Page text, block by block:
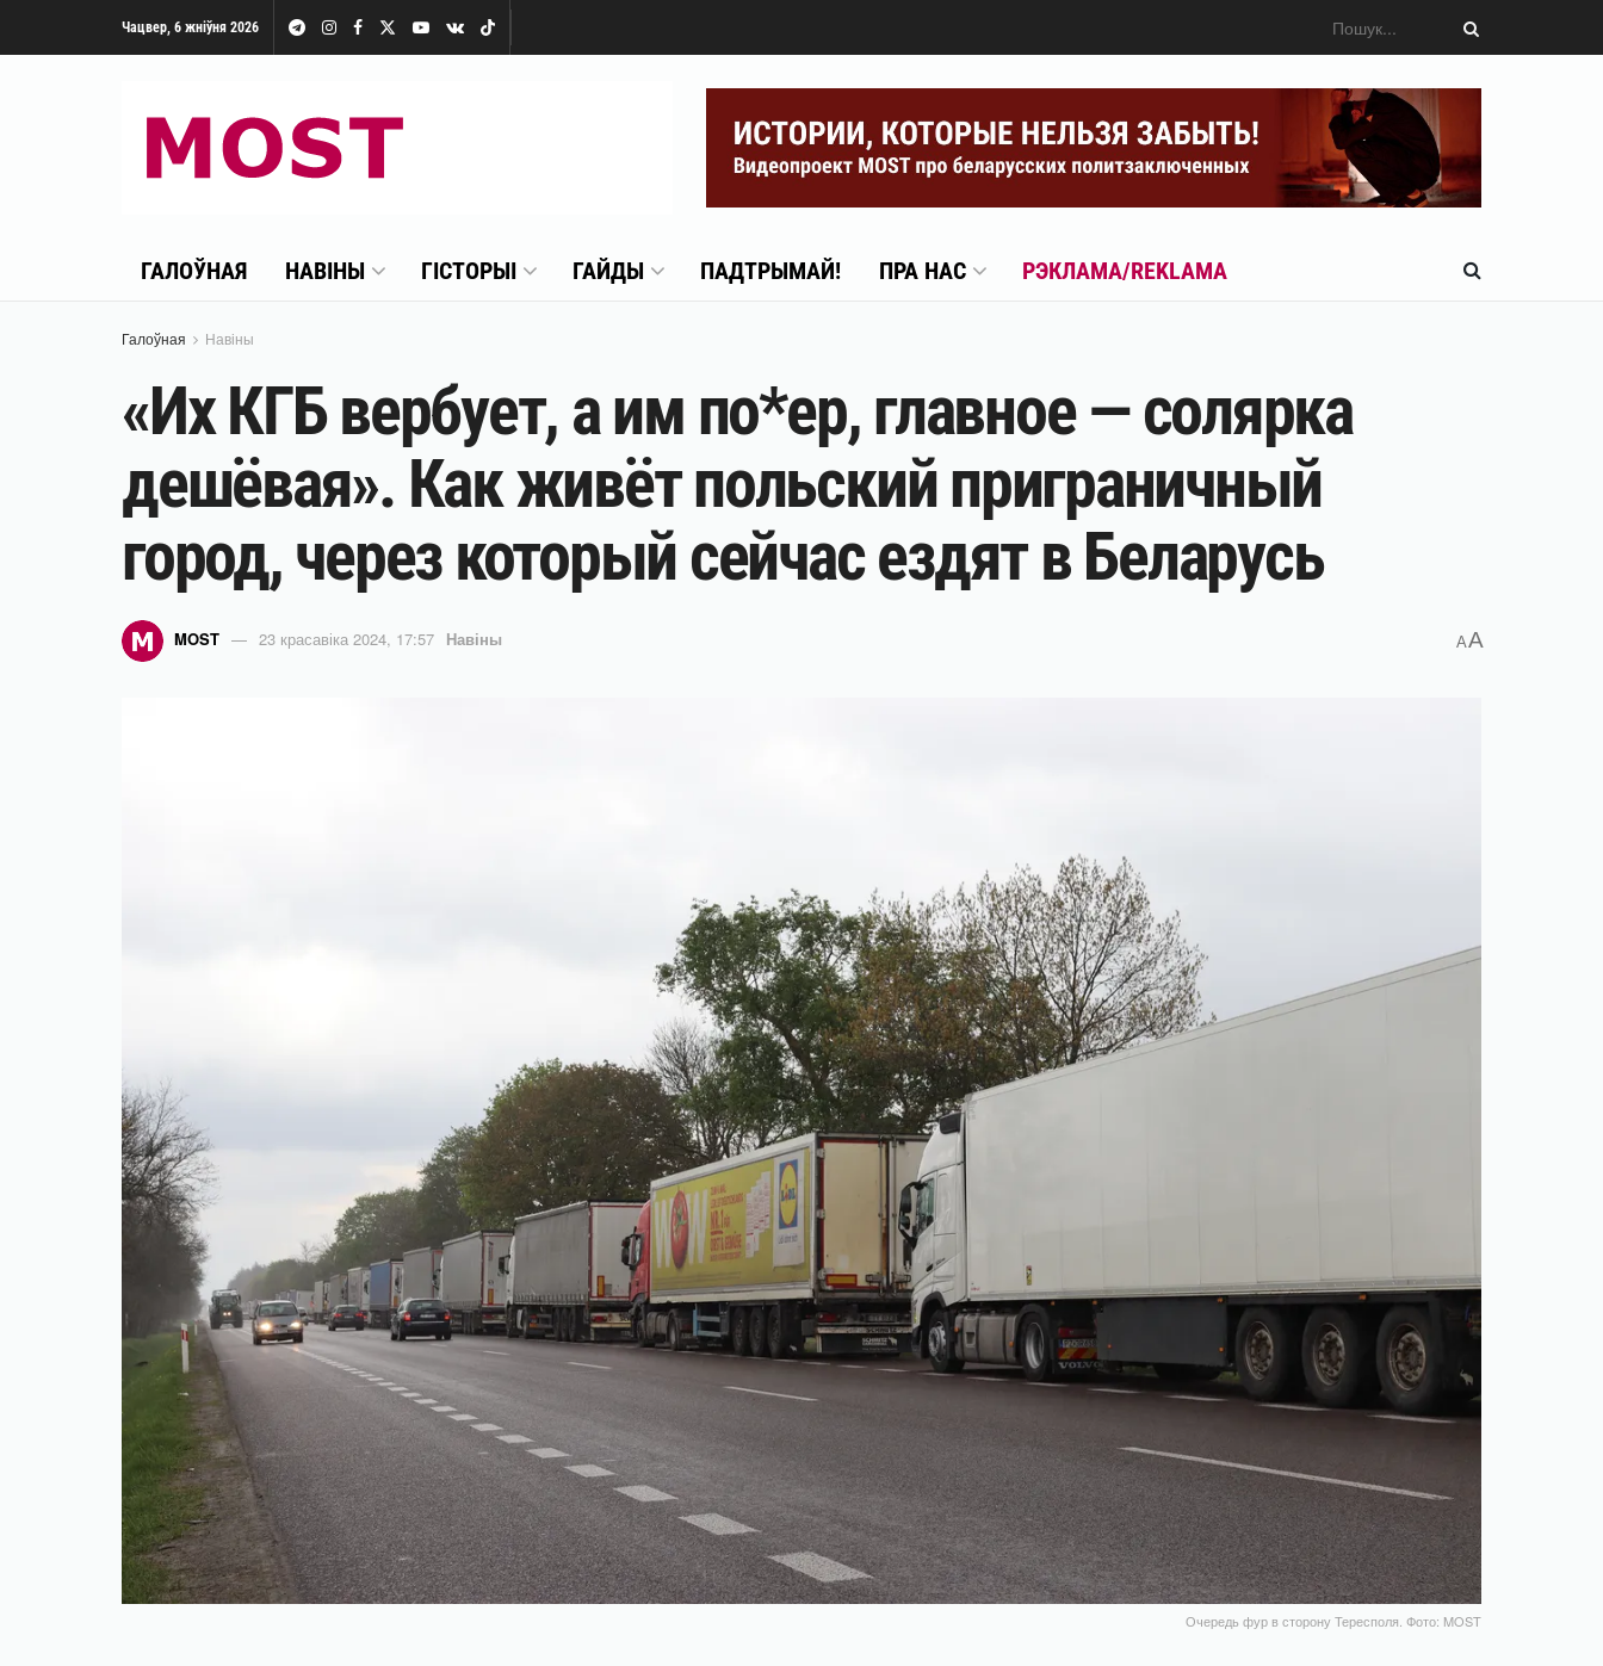
Чацвер, 6 жніўня 2026
ГАЛОЎНАЯ НАВІНЫ ГІСТОРЫІ ГАЙДЫ ПАДТРЫМАЙ! ПРА НАС РЭКЛАМА/REKLAMA
Галоўная Навіны
«Их КГБ вербует, а им по*ер, главное — солярка
дешёвая». Как живёт польский приграничный
город, через который сейчас ездят в Беларусь
MOST 23 красавіка 2024, 17:57 Навіны AA
Очередь фур в сторону Тересполя. Фото: MOST